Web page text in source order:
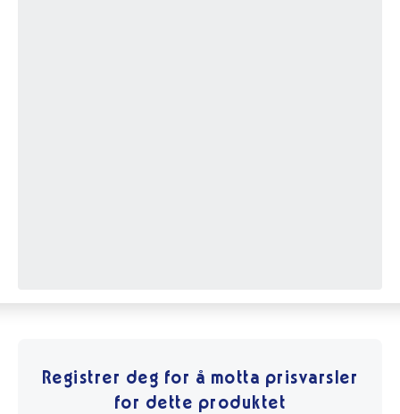
Registrer deg for å motta prisvarsler
for dette produktet